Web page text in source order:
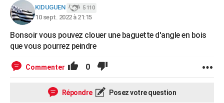
KIDUGUEN 5 110
10 sept. 2022 à 21:15
Bonsoir vous pouvez clouer une baguette d'angle en bois
que vous pourrez peindre
Commenter 0
Répondre Posez votre question